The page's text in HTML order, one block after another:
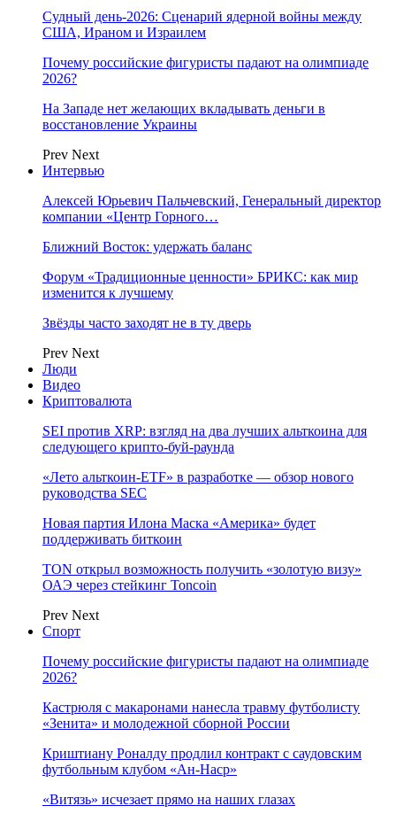
Судный день-2026: Сценарий ядерной войны между
США, Ираном и Израилем
Почему российские фигуристы падают на олимпиаде
2026?
На Западе нет желающих вкладывать деньги в
восстановление Украины
Prev Next
Интервью
Алексей Юрьевич Пальчевский, Генеральный директор
компании «Центр Горного…
Ближний Восток: удержать баланс
Форум «Традиционные ценности» БРИКС: как мир
изменится к лучшему
Звёзды часто заходят не в ту дверь
Prev Next
Люди
Видео
Криптовалюта
SEI против XRP: взгляд на два лучших альткоина для
следующего крипто-буй-раунда
«Лето альткоин-ETF» в разработке — обзор нового
руководства SEC
Новая партия Илона Маска «Америка» будет
поддерживать биткоин
TON открыл возможность получить «золотую визу»
ОАЭ через стейкинг Toncoin
Prev Next
Спорт
Почему российские фигуристы падают на олимпиаде
2026?
Кастрюля с макаронами нанесла травму футболисту
«Зенита» и молодежной сборной России
Криштиану Роналду продлил контракт с саудовским
футбольным клубом «Ан-Наср»
«Витязь» исчезает прямо на наших глазах